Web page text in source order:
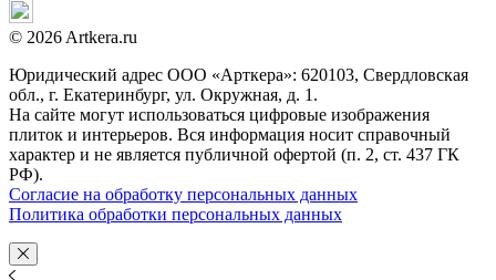
© 2026 Artkera.ru
Юридический адрес ООО «Арткера»: 620103, Свердловская
обл., г. Екатеринбург, ул. Окружная, д. 1.
На сайте могут использоваться цифровые изображения
плиток и интерьеров. Вся информация носит справочный
характер и не является публичной офертой (п. 2, ст. 437 ГК
РФ).
Согласие на обработку персональных данных
Политика обработки персональных данных